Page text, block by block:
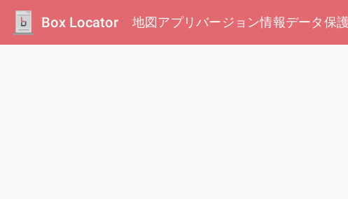
Box Locator 地図アプリバージョン情報データ保護